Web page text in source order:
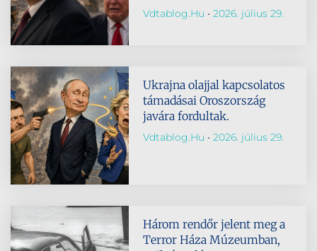
Vdtablog.hu 2026. július 29.
Ukrajna olajjal kapcsolatos
támadásai Oroszország
javára fordultak.
Vdtablog.hu 2026. július 29.
Három rendőr jelent meg a
Terror Háza Múzeumban,